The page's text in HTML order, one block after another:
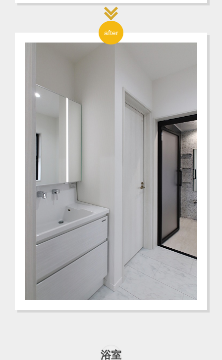
after
浴室